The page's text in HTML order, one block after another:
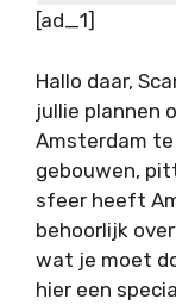
[ad_1]
Hallo daar,
jullie plannen
Amsterdam
gebouwen,
sfeer heeft
behoorlijk
wat je moet
hier een